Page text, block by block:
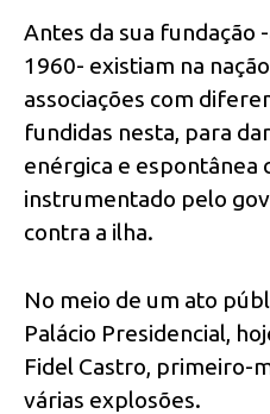
Antes da sua fundação
1960- existiam na
associações com
fundidas nesta, para
enérgica e
instrumentado pelo
contra a ilha.
No meio de um ato
Palácio Presidencial,
Fidel Castro, primeiro-
várias explosões.